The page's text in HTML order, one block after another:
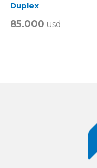
Duplex
85.000 usd